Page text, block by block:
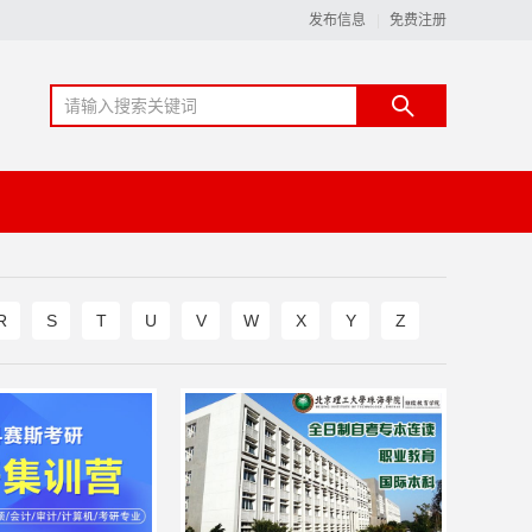
发布信息 免费注册
S T U V W X Y Z